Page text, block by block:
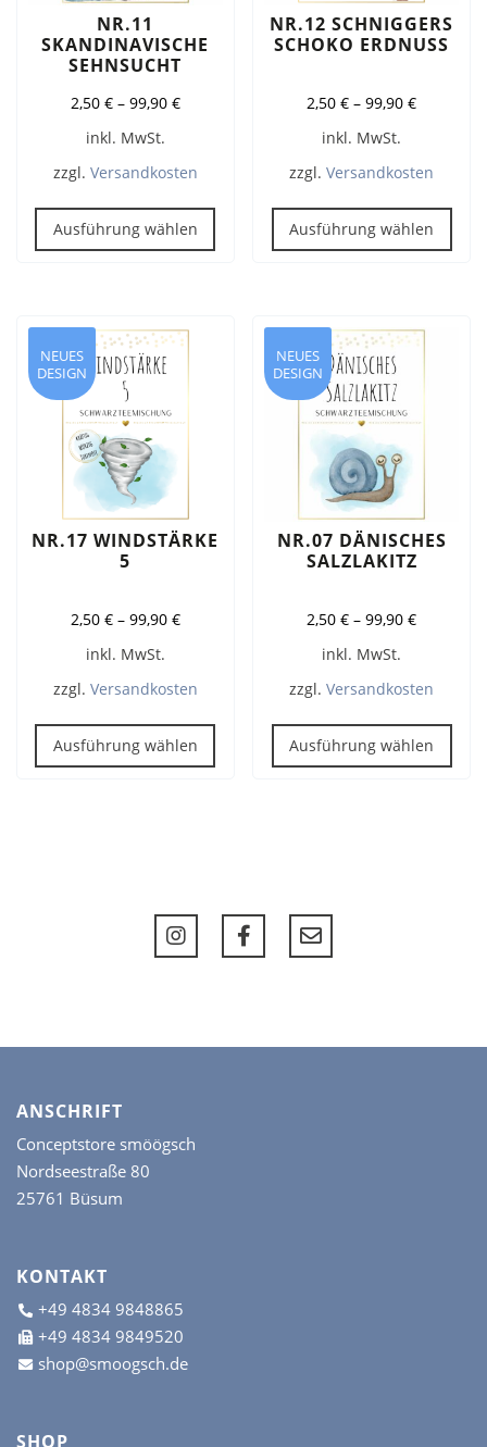
NR.11
SKANDINAVISCHE
SEHNSUCHT
2,50 €– 99,90 €
inkl. MwSt.
zzgl. Versandkosten
Ausführung wählen
Dieses
weist
Optionen
können
werden
NR.12 SCHNIGGERS
SCHOKO ERDNUSS
2,50€ –99,90€
inkl. MwSt.
zzgl.Versandkosten
Ausführung wählen
NEUES
DESIGN
NR.17 WINDSTÄRKE
5
2,50 €– 99,90 €
inkl. MwSt.
zzgl. Versandkosten
Ausführung wählen
Dieses
weist
können
auf
werden
NEUES
DESIGN
NR.07 DÄNISCHES
SALZLAKITZ
2,50€ –99,90€
inkl. MwSt.
zzgl.Versandkosten
Ausführung wählen
ANSCHRIFT
Conceptstore smöögsch
Nordseestraße 80
25761 Büsum
KONTAKT
+49 4834 9848865
+49 4834 9849520
shop@smoogsch.de
SHOP